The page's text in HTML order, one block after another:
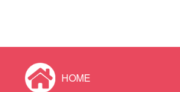
HOME